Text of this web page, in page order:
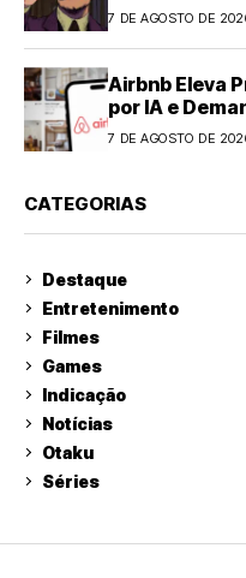
7 DE AGOSTO DE
Airbnb Eleva
por IA e
7 DE AGOSTO DE
CATEGORIAS
Destaque
Entretenimento
Filmes
Games
Indicação
Notícias
Otaku
Séries